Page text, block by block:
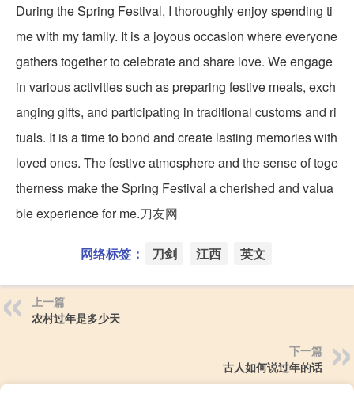
During the Spring Festival, I thoroughly enjoy spending ti
me with my family. It is a joyous occasion where everyone
gathers together to celebrate and share love. We engage
in various activities such as preparing festive meals, exch
anging gifts, and participating in traditional customs and ri
tuals. It is a time to bond and create lasting memories with
loved ones. The festive atmosphere and the sense of toge
therness make the Spring Festival a cherished and valua
ble experience for me.刀友网
网络标签： 刀剑 江西 英文
上一篇
农村过年是多少天
下一篇
古人如何说过年的话